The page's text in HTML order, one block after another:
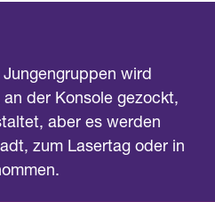
wird
der Konsole gezockt,
aber es werden
zum Lasertag oder in